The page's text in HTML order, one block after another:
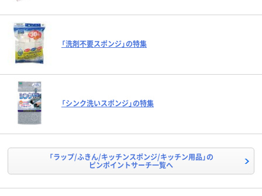
「洗剤不要スポンジ」の特集
「シンク洗いスポンジ」の特集
「ラップ/ふきん/キッチンスポンジ/キッチン用品」の
ピンポイントサーチ一覧へ